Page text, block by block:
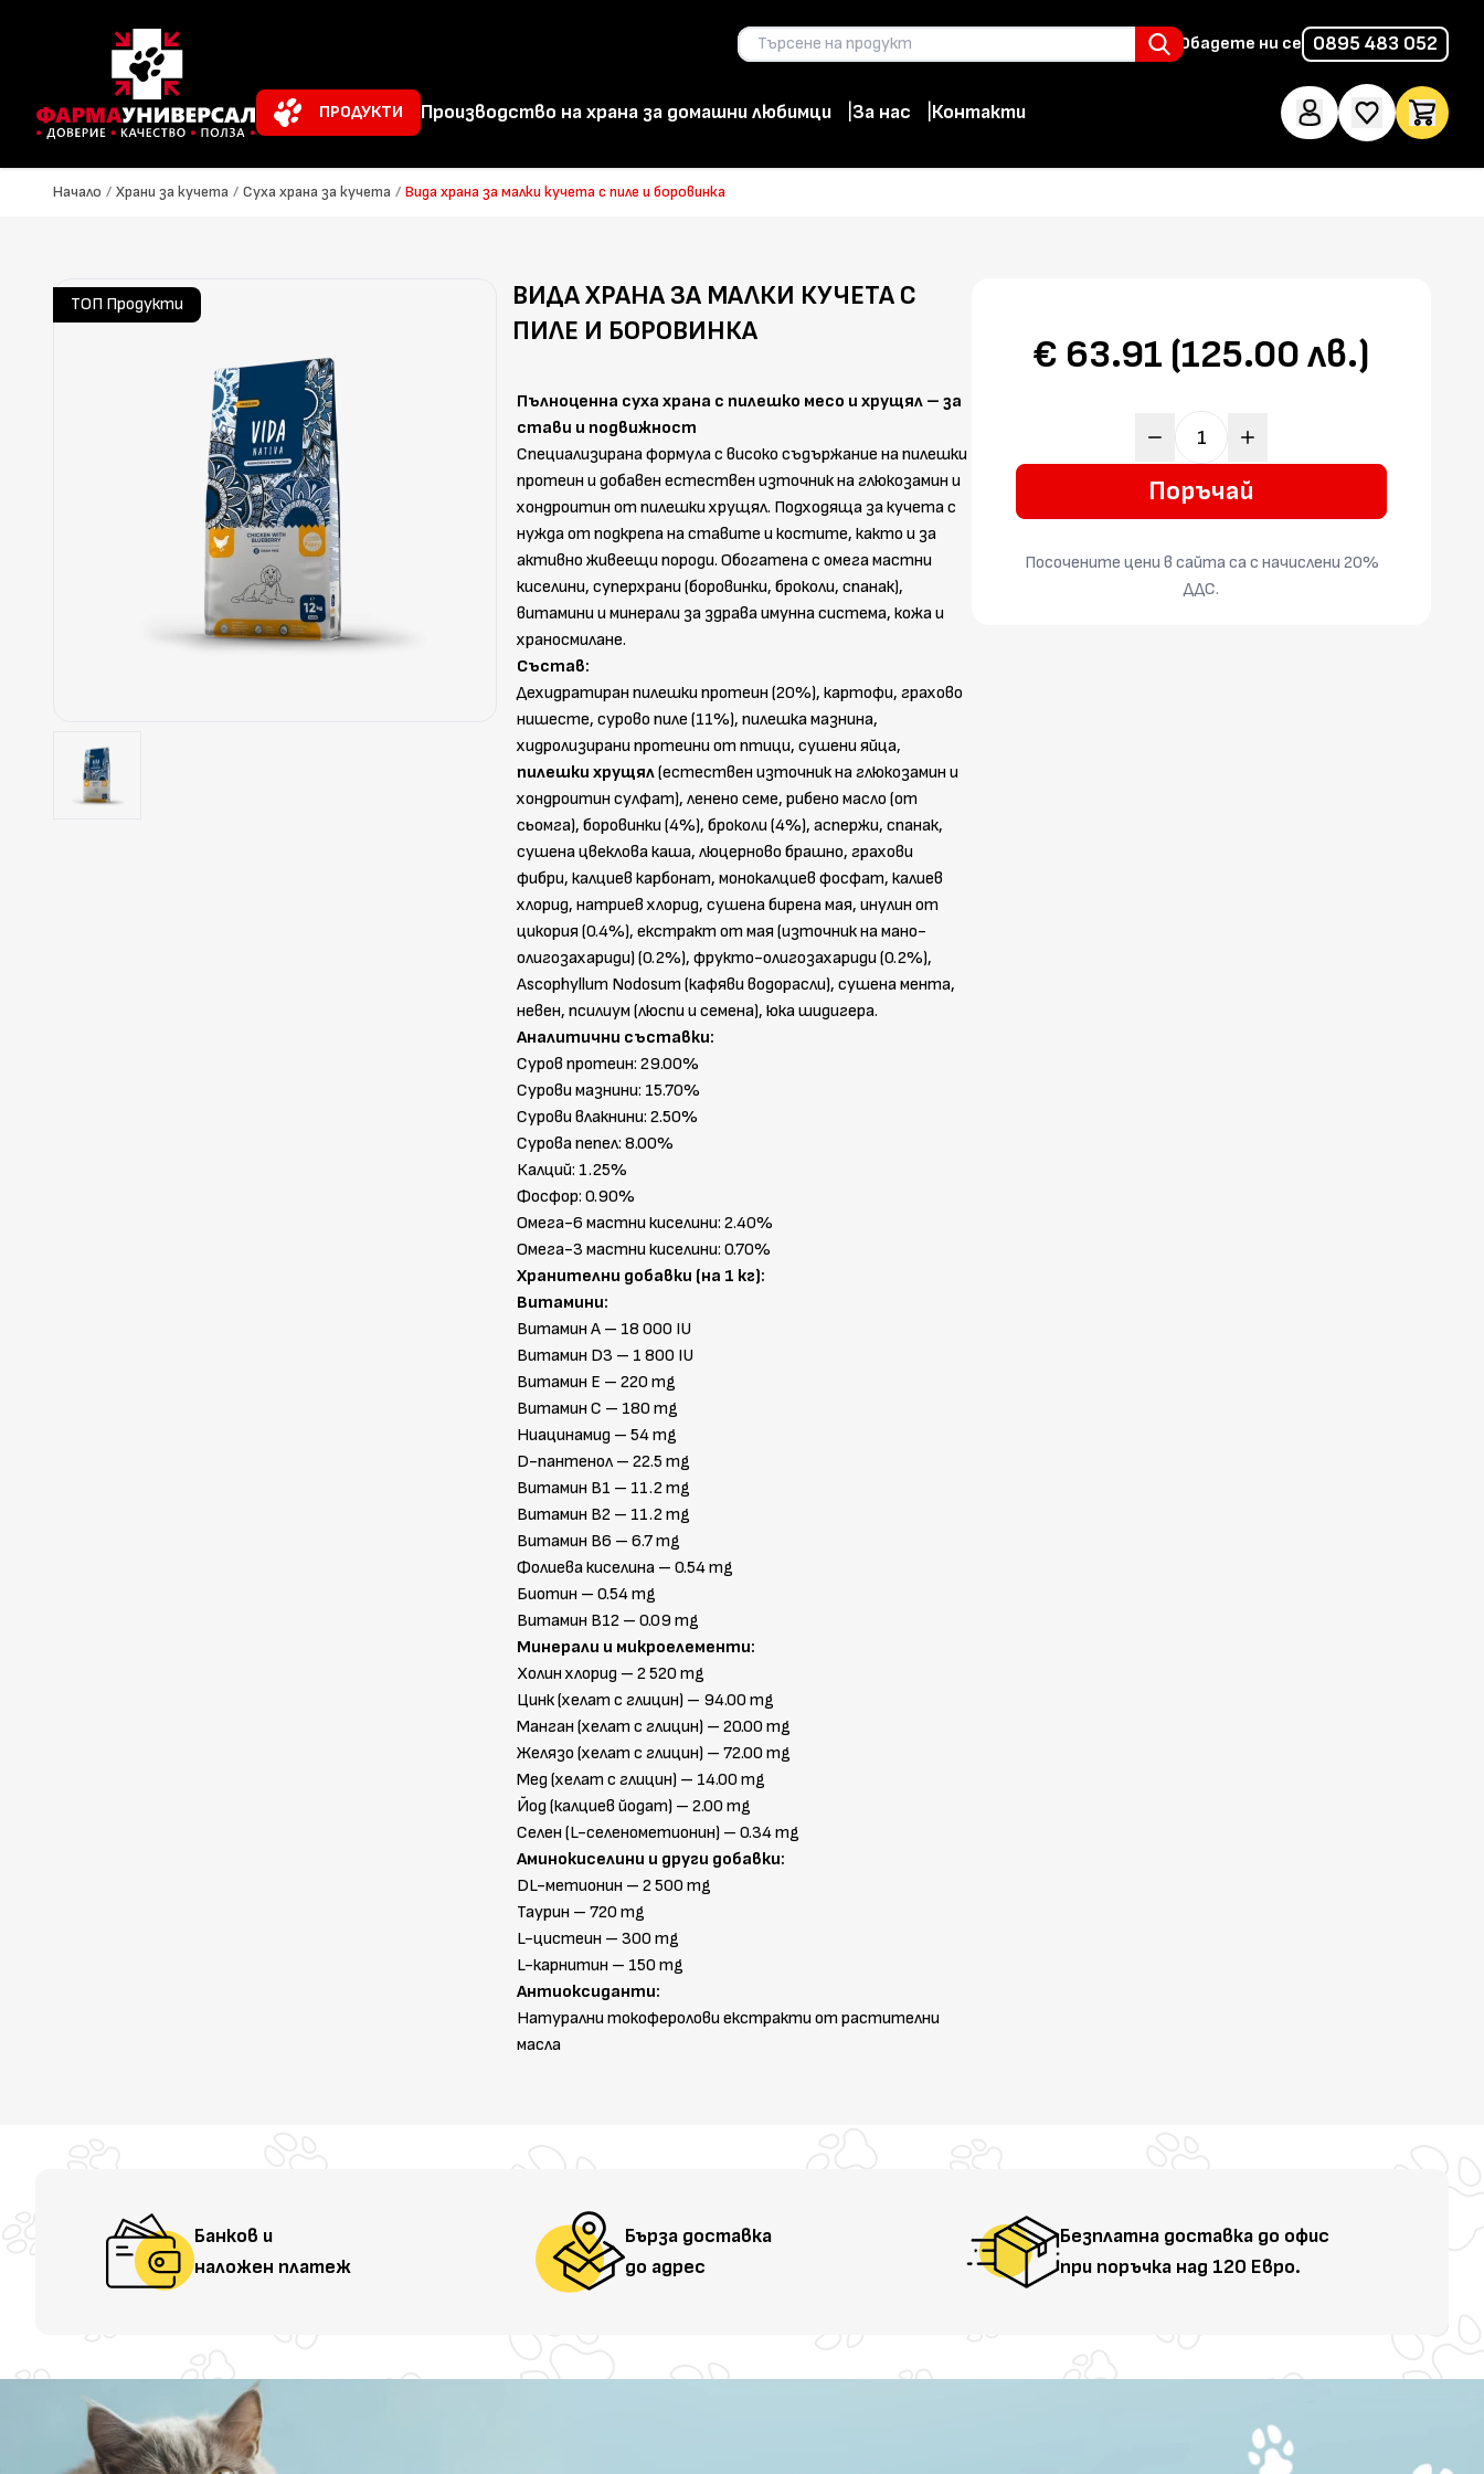
Обадете ни се 0895 483 052
ПРОДУКТИ Производство на храна за домашни любимци За нас Контакти
Начало / Храни за кучета / Суха храна за кучета / Вида храна за малки кучета с пиле и боровинка
ТОП Продукти
ВИДА ХРАНА ЗА МАЛКИ КУЧЕТА С
ПИЛЕ И БОРОВИНКА
Пълноценна суха храна с пилешко месо и хрущял – за
стави и подвижност
Специализирана формула с високо съдържание на пилешки
протеин и добавен естествен източник на глюкозамин и
хондроитин от пилешки хрущял. Подходяща за кучета с
нужда от подкрепа на ставите и костите, както и за
активно живеещи породи. Обогатена с омега мастни
киселини, суперхрани (боровинки, броколи, спанак),
витамини и минерали за здрава имунна система, кожа и
храносмилане.
Състав:
Дехидратиран пилешки протеин (20%), картофи, грахово
нишесте, сурово пиле (11%), пилешка мазнина,
хидролизирани протеини от птици, сушени яйца,
пилешки хрущял(естествен източник на глюкозамин и
хондроитин сулфат), ленено семе, рибено масло (от
сьомга), боровинки (4%), броколи (4%), аспержи, спанак,
сушена цвеклова каша, люцерново брашно, грахови
фибри, калциев карбонат, монокалциев фосфат, калиев
хлорид, натриев хлорид, сушена бирена мая, инулин от
цикория (0.4%), екстракт от мая (източник на мано-
олигозахариди) (0.2%), фрукто-олигозахариди (0.2%),
Ascophyllum Nodosum (кафяви водорасли), сушена мента,
невен, псилиум (люспи и семена), юка шидигера.
Аналитични съставки:
Суров протеин: 29.00%
Сурови мазнини: 15.70%
Сурови влакнини: 2.50%
Сурова пепел: 8.00%
Калций: 1.25%
Фосфор: 0.90%
Омега-6 мастни киселини: 2.40%
Омега-3 мастни киселини: 0.70%
Хранителни добавки (на 1 кг):
Витамини:
Витамин A – 18 000 IU
Витамин D3 – 1 800 IU
Витамин E – 220 mg
Витамин C – 180 mg
Ниацинамид – 54 mg
D-пантенол – 22.5 mg
Витамин B1 – 11.2 mg
Витамин B2 – 11.2 mg
Витамин B6 – 6.7 mg
Фолиева киселина – 0.54 mg
Биотин – 0.54 mg
Витамин B12 – 0.09 mg
Минерали и микроелементи:
Холин хлорид – 2 520 mg
Цинк (хелат с глицин) – 94.00 mg
Манган (хелат с глицин) – 20.00 mg
Желязо (хелат с глицин) – 72.00 mg
Мед (хелат с глицин) – 14.00 mg
Йод (калциев йодат) – 2.00 mg
Селен (L-селенометионин) – 0.34 mg
Аминокиселини и други добавки:
DL-метионин – 2 500 mg
Таурин – 720 mg
L-цистеин – 300 mg
L-карнитин – 150 mg
Антиоксиданти:
Натурални токоферолови екстракти от растителни
масла
€ 63.91 (125.00 лв.)
Поръчай
Посочените цени в сайта са с начислени 20%
ДДС.
Банков и
наложен платеж
Бърза доставка
до адрес
Безплатна доставка до офис
при поръчка над 120 Евро.